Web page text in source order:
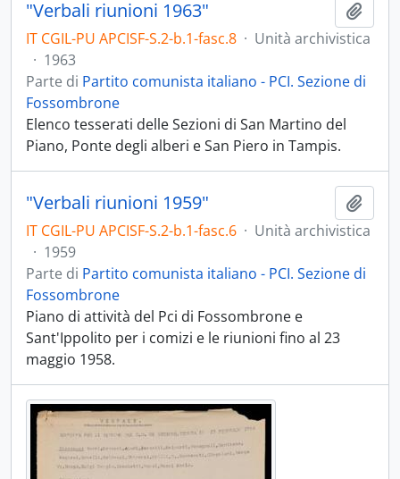
"Verbali riunioni 1963"
IT CGIL-PU APCISF-S.2-b.1-fasc.8 · Unità archivistica
· 1963
Parte di Partito comunista italiano - PCI. Sezione di
Fossombrone
Elenco tesserati delle Sezioni di San Martino del
Piano, Ponte degli alberi e San Piero in Tampis.
"Verbali riunioni 1959"
IT CGIL-PU APCISF-S.2-b.1-fasc.6 · Unità archivistica
· 1959
Parte di Partito comunista italiano - PCI. Sezione di
Fossombrone
Piano di attività del Pci di Fossombrone e
Sant'Ippolito per i comizi e le riunioni fino al 23
maggio 1958.